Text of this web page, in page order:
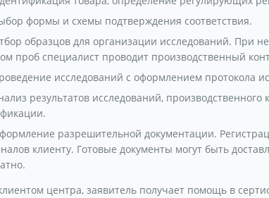
формы и схемы подтверждения соответствия.
образцов для организации исследований. При
проб специалист проводит производственный
исследований с оформлением протокола
результатов исследований,
разрешительной документации.
клиенту. Готовые документы могут быть
центра, заявитель получает помощь в